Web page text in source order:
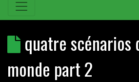
quatre scénarios
monde part 2